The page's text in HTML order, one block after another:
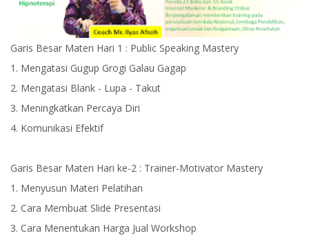
Garis Besar Materi Hari 1 : Public Speaking Mastery
1. Mengatasi Gugup Grogi Galau Gagap
2. Mengatasi Blank - Lupa - Takut
3. Meningkatkan Percaya Diri
4. Komunikasi Efektif
Garis Besar Materi Hari ke-2 : Trainer-Motivator Mastery
1. Menyusun Materi Pelatihan
2. Cara Membuat Slide Presentasi
3. Cara Menentukan Harga Jual Workshop